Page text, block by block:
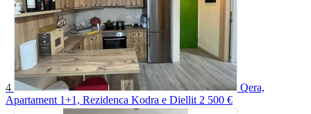
4
Qera,
Apartament 1+1, Rezidenca Kodra e Diellit 2 500 €